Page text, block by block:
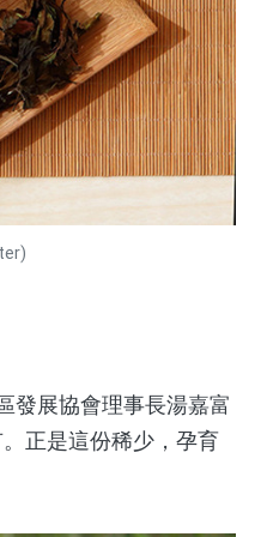
展協會理事長湯嘉富
正是這份稀少，孕育